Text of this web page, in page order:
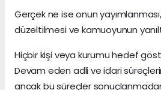
Gerçek ne ise onun
düzeltilmesi ve kamuoyunun
Hiçbir kişi veya kurumu hedef
Devam eden adli ve idari
ancak bu süreçler